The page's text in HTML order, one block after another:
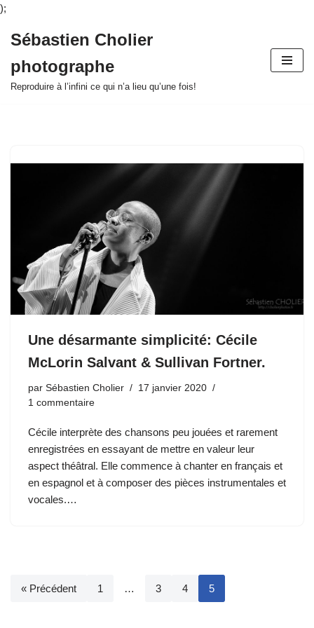
);
au
contenu
Sébastien Cholier
photographe
Reproduire à l’infini ce qui n’a lieu qu’une fois!
Une désarmante simplicité: Cécile
McLorin Salvant & Sullivan Fortner.
par Sébastien Cholier
17 janvier 2020
1 commentaire
Cécile interprète des chansons peu jouées et rarement
enregistrées en essayant de mettre en valeur leur
aspect théâtral. Elle commence à chanter en français et
en espagnol et à composer des pièces instrumentales et
vocales.…
« Précédent 1 … 3 4 5